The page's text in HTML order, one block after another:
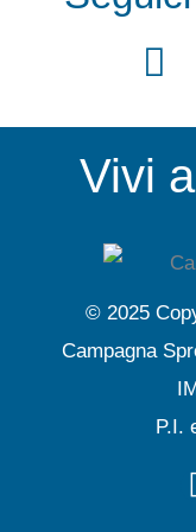
F
c
e
o
o
k
Vivi
© 2025
Campagna
P.I.